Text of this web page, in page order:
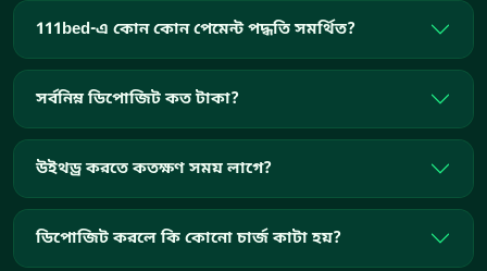
111bed-এ কোন কোন পেমেন্ট পদ্ধতি সমর্থিত?
সর্বনিম্ন ডিপোজিট কত টাকা?
উইথড্র করতে কতক্ষণ সময় লাগে?
ডিপোজিট করলে কি কোনো চার্জ কাটা হয়?